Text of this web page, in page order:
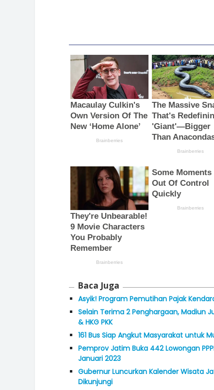
Baca Juga
Asyik! Program Pemutihan Pajak
Selain Terima 2 Penghargaan, Madiun
& HKG PKK
161 Bus Siap Angkut Masyarakat untuk
Pemprov Jatim Buka 442 Lowongan
Januari 2023
Gubernur Luncurkan Kalender Wisata
Dikunjungi